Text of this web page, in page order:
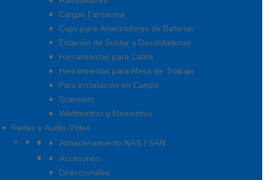
Cargas Fantasma
Cups para Analizadores de Baterías
Estación de Soldar y Desoldadoras
Herramientas para Cable
Herramientas para Mesa de Trabajo
Para Instalación en Campo
Scanners
Wattmetros y Elementos
Redes y Audio-Video
Almacenamiento NAS / SAN y Servidores
Almacenamiento NAS / SAN
Antenas
Accesorios
Direccionales